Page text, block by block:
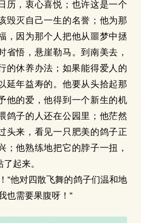
历，衷心喜悦；也许这是一个
毁灭自己一生的名誉；他为那
，因为那个人把他从噩梦中拯
省悟，悬崖勒马。到南美去，
的休养办法；如果能得爱人的
延年益寿的。他要从头拾起那
他的爱，他得到一个新生的机
鸽子的人还在公园里；他茫然
头来，看见一只肥美的鸽子正
；他熟练地把它的脖子一扭，
起来。
”他对四散飞舞的鸽子们温和地
也需要果腹呀！”